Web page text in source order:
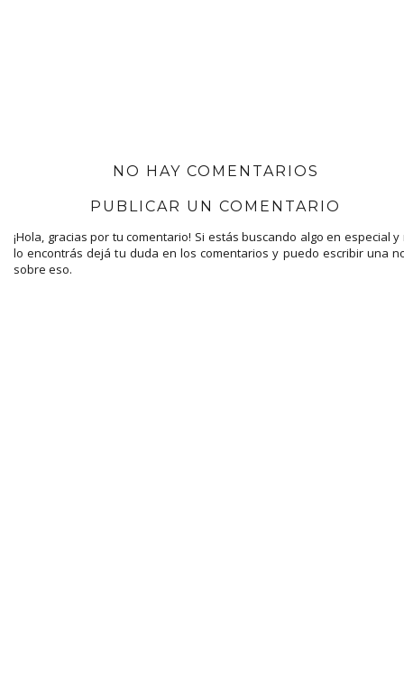
NO HAY COMENTARIOS
PUBLICAR UN COMENTARIO
¡Hola, gracias por tu comentario! Si estás buscando algo en especial y
lo encontrás dejá tu duda en los comentarios y puedo escribir una
sobre eso.